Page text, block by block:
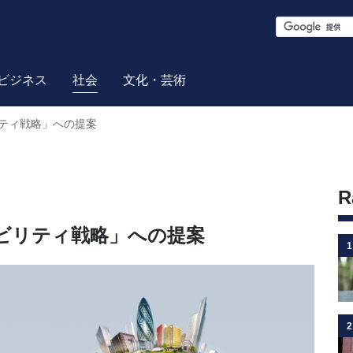
S
r
ジネス 社会 文化・芸術
ィ戦略」への提案
リティ戦略」への提案 1
2